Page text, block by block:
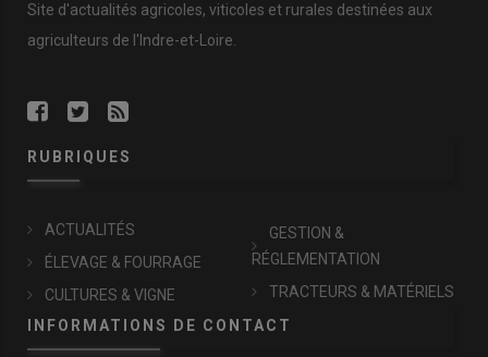
Site d'actualités agricoles, viticoles et rurales destinées aux
agriculteurs de l'Indre-et-Loire.
RUBRIQUES
ACTUALITÉS
ÉLEVAGE & FOURRAGE
CULTURES & VIGNE
GESTION &
RÉGLEMENTATION
TRACTEURS & MATÉRIELS
INFORMATIONS DE CONTACT